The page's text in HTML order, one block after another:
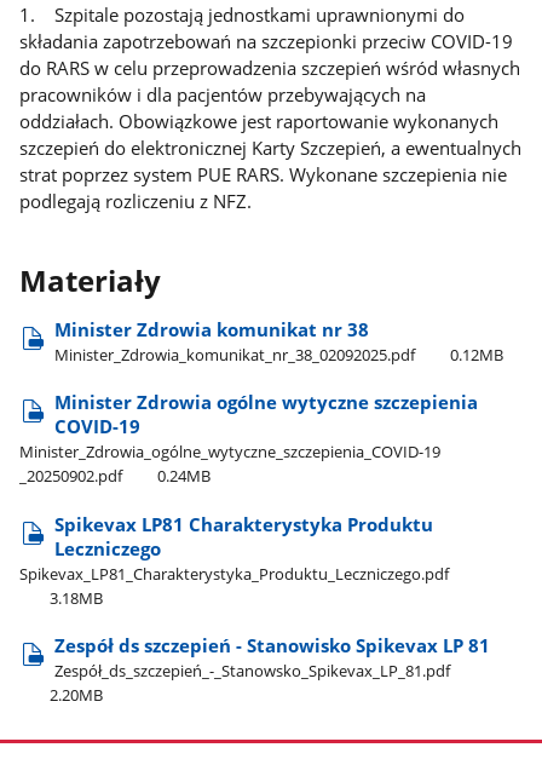
1. Szpitale pozostają jednostkami uprawnionymi do
składania zapotrzebowań na szczepionki przeciw COVID-19
do RARS w celu przeprowadzenia szczepień wśród własnych
pracowników i dla pacjentów przebywających na
oddziałach. Obowiązkowe jest raportowanie wykonanych
szczepień do elektronicznej Karty Szczepień, a ewentualnych
strat poprzez system PUE RARS. Wykonane szczepienia nie
podlegają rozliczeniu z NFZ.
Materiały
Minister Zdrowia komunikat nr 38
Minister​_Zdrowia​_komunikat​_nr​_38​_02092025.pdf 0.12MB
Minister Zdrowia ogólne wytyczne szczepienia
COVID-19
Minister​_Zdrowia​_ogólne​_wytyczne​_szczepienia​_COVID-19​
_20250902.pdf
0.24MB
Spikevax LP81 Charakterystyka Produktu
Leczniczego
Spikevax​_LP81​_Charakterystyka​_Produktu​_Leczniczego.pdf
3.18MB
Zespół ds szczepień - Stanowisko Spikevax LP 81
Zespół​_ds​_szczepień​_-​_Stanowsko​_Spikevax​_LP​_81.pdf
2.20MB